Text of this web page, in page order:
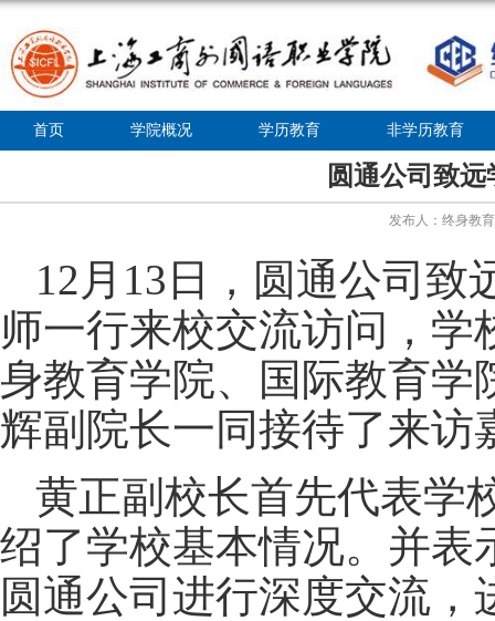
首页 学院概况 学历教育 非学历教育
圆通公司致
发布人：终身教
12月13日，圆通公司致
师一行来校交流访问，
身教育学院、国际教育学
辉副院长一同接待了来访
黄正副校长首先代表学
绍了学校基本情况。并表
圆通公司进行深度交流